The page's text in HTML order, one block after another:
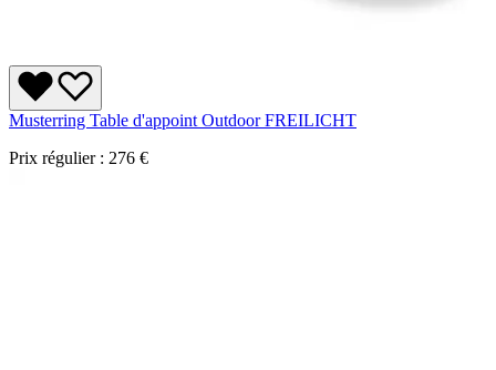
Musterring Table d'appoint Outdoor FREILICHT
Prix régulier : 276 €